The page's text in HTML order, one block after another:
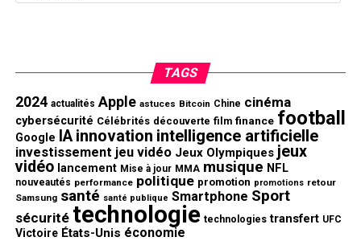
TAGS
2024 actualités Apple astuces Bitcoin Chine cinéma
cybersécurité Célébrités découverte film finance football
Google IA innovation intelligence artificielle
investissement jeu vidéo Jeux Olympiques jeux
vidéo lancement Mise à jour MMA musique NFL
nouveautés performance politique promotion promotions retour
Samsung santé santé publique Smartphone Sport
sécurité technologie technologies transfert UFC
Victoire États-Unis économie